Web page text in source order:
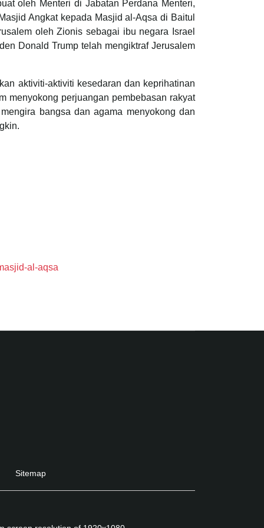
oleh Menteri di Jabatan Perdana Menteri,
Angkat kepada Masjid al-Aqsa di Baitul
oleh Zionis sebagai ibu negara Israel
Donald Trump telah mengiktraf Jerusalem
aktiviti-aktiviti kesedaran dan keprihatinan
menyokong perjuangan pembebasan rakyat
bangsa dan agama menyokong dan
al-aqsa
Sitemap